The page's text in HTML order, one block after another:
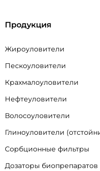
Продукция
Жироуловители
Пескоуловители
Крахмалоуловители
Нефтеуловители
Волосоуловители
Глиноуловители
Сорбционные фильтры
Дозаторы биопрепаратов